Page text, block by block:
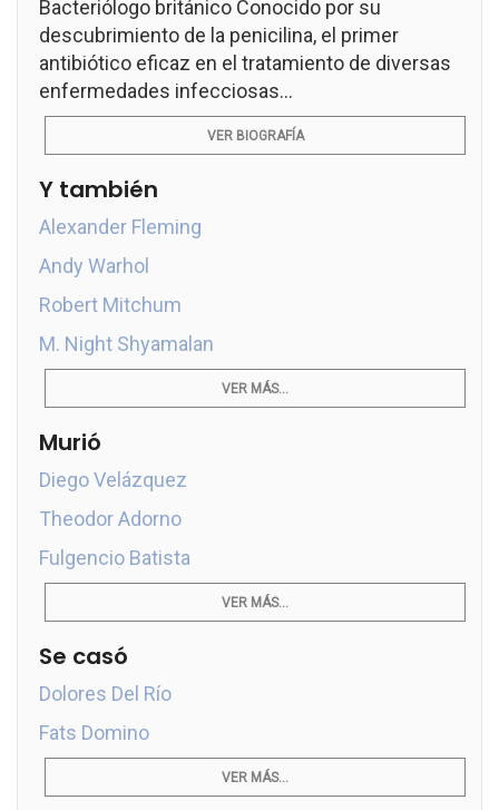
Bacteriólogo británico Conocido por su
descubrimiento de la penicilina, el primer
antibiótico eficaz en el tratamiento de diversas
enfermedades infecciosas...
VER BIOGRAFÍA
Y también
Alexander Fleming
Andy Warhol
Robert Mitchum
M. Night Shyamalan
VER MÁS...
Murió
Diego Velázquez
Theodor Adorno
Fulgencio Batista
VER MÁS...
Se casó
Dolores Del Río
Fats Domino
VER MÁS...